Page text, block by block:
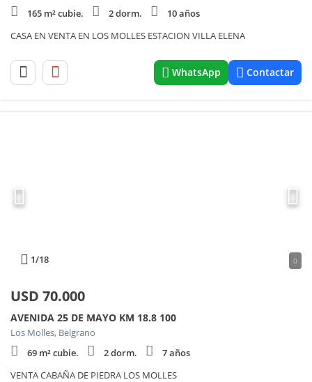
165 m² cubie.
2 dorm.
10 años
CASA EN VENTA EN LOS MOLLES ESTACION VILLA ELENA
WhatsApp Contactar
1/18 0
USD 70.000
AVENIDA 25 DE MAYO KM 18.8 100
Los Molles, Belgrano
69 m² cubie.
2 dorm.
7 años
VENTA CABAÑA DE PIEDRA LOS MOLLES